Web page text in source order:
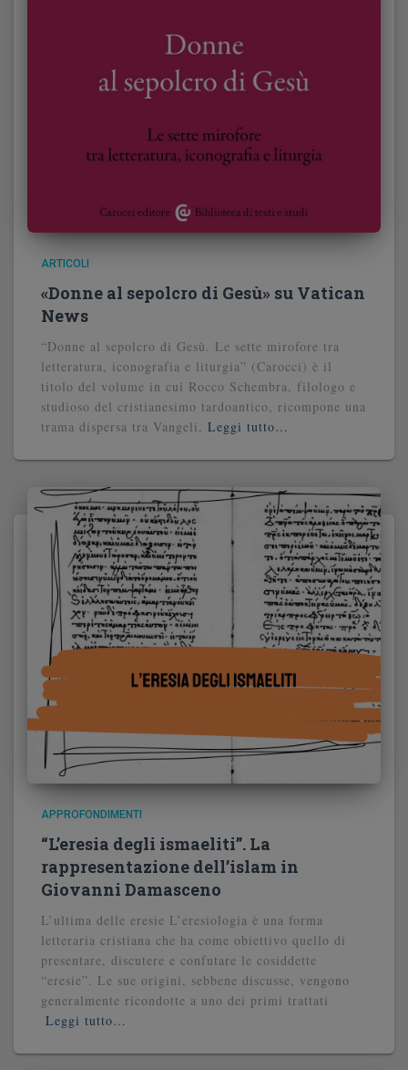
ARTICOLI
«Donne al sepolcro di Gesù» su Vatican
News
“Donne al sepolcro di Gesù. Le sette mirofore tra
letteratura, iconografia e liturgia” (Carocci) è il
titolo del volume in cui Rocco Schembra, filologo e
studioso del cristianesimo tardoantico, ricompone una
trama dispersa tra Vangeli,
Leggi tutto…
APPROFONDIMENTI
“L’eresia degli ismaeliti”. La
rappresentazione dell’islam in
Giovanni Damasceno
L’ultima delle eresie L’eresiologia è una forma
letteraria cristiana che ha come obiettivo quello di
presentare, discutere e confutare le cosiddette
“eresie”. Le sue origini, sebbene discusse, vengono
generalmente ricondotte a uno dei primi trattati
Leggi tutto…